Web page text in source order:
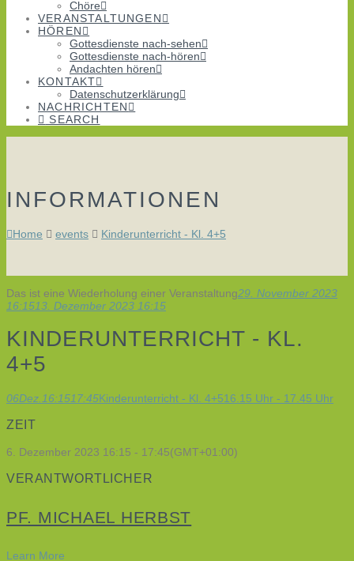
Chöre
VERANSTALTUNGEN
HÖREN
Gottesdienste nach-sehen
Gottesdienste nach-hören
Andachten hören
KONTAKT
Datenschutzerklärung
NACHRICHTEN
SEARCH
INFORMATIONEN
Home events Kinderunterricht - Kl. 4+5
Das ist eine Wiederholung einer Veranstaltung29. November 2023
16:1513. Dezember 2023 16:15
KINDERUNTERRICHT - KL.
4+5
06Dez. 16:1517:45Kinderunterricht - Kl. 4+516.15 Uhr - 17.45 Uhr
ZEIT
6. Dezember 2023 16:15 - 17:45(GMT+01:00)
VERANTWORTLICHER
PF. MICHAEL HERBST
Learn More